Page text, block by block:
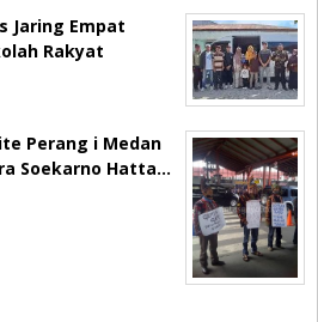
Jaring Empat
Rakyat
Perang i Medan
Soekarno Hatta…